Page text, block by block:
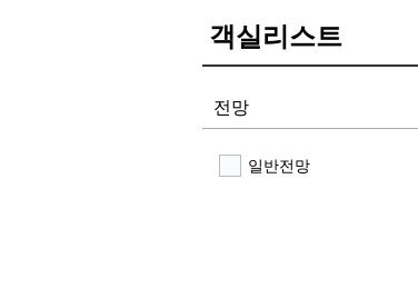
객실리스트
전망
일반전망